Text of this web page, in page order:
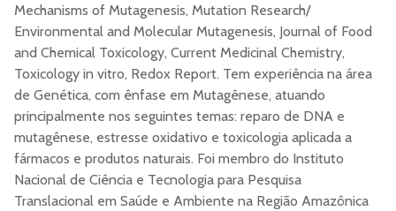
Mechanisms of Mutagenesis, Mutation Research/
Environmental and Molecular Mutagenesis, Journal of Food
and Chemical Toxicology, Current Medicinal Chemistry,
Toxicology in vitro, Redox Report. Tem experiência na área
de Genética, com ênfase em Mutagênese, atuando
principalmente nos seguintes temas: reparo de DNA e
mutagênese, estresse oxidativo e toxicologia aplicada a
fármacos e produtos naturais. Foi membro do Instituto
Nacional de Ciência e Tecnologia para Pesquisa
Translacional em Saúde e Ambiente na Região Amazônica